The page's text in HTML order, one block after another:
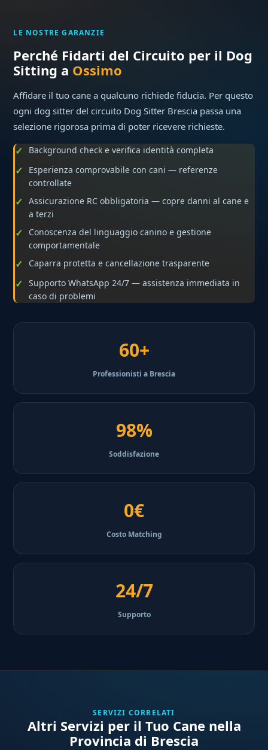
LE NOSTRE GARANZIE
Perché Fidarti del Circuito per il Dog
Sitting a Ossimo
Affidare il tuo cane a qualcuno richiede fiducia. Per questo
ogni dog sitter del circuito Dog Sitter Brescia passa una
selezione rigorosa prima di poter ricevere richieste.
Background check e verifica identità completa
Esperienza comprovabile con cani — referenze
controllate
Assicurazione RC obbligatoria — copre danni al cane e
a terzi
Conoscenza del linguaggio canino e gestione
comportamentale
Caparra protetta e cancellazione trasparente
Supporto WhatsApp 24/7 — assistenza immediata in
caso di problemi
60+
Professionisti a Brescia
98%
Soddisfazione
0€
Costo Matching
24/7
Supporto
SERVIZI CORRELATI
Altri Servizi per il Tuo Cane nella
Provincia di Brescia